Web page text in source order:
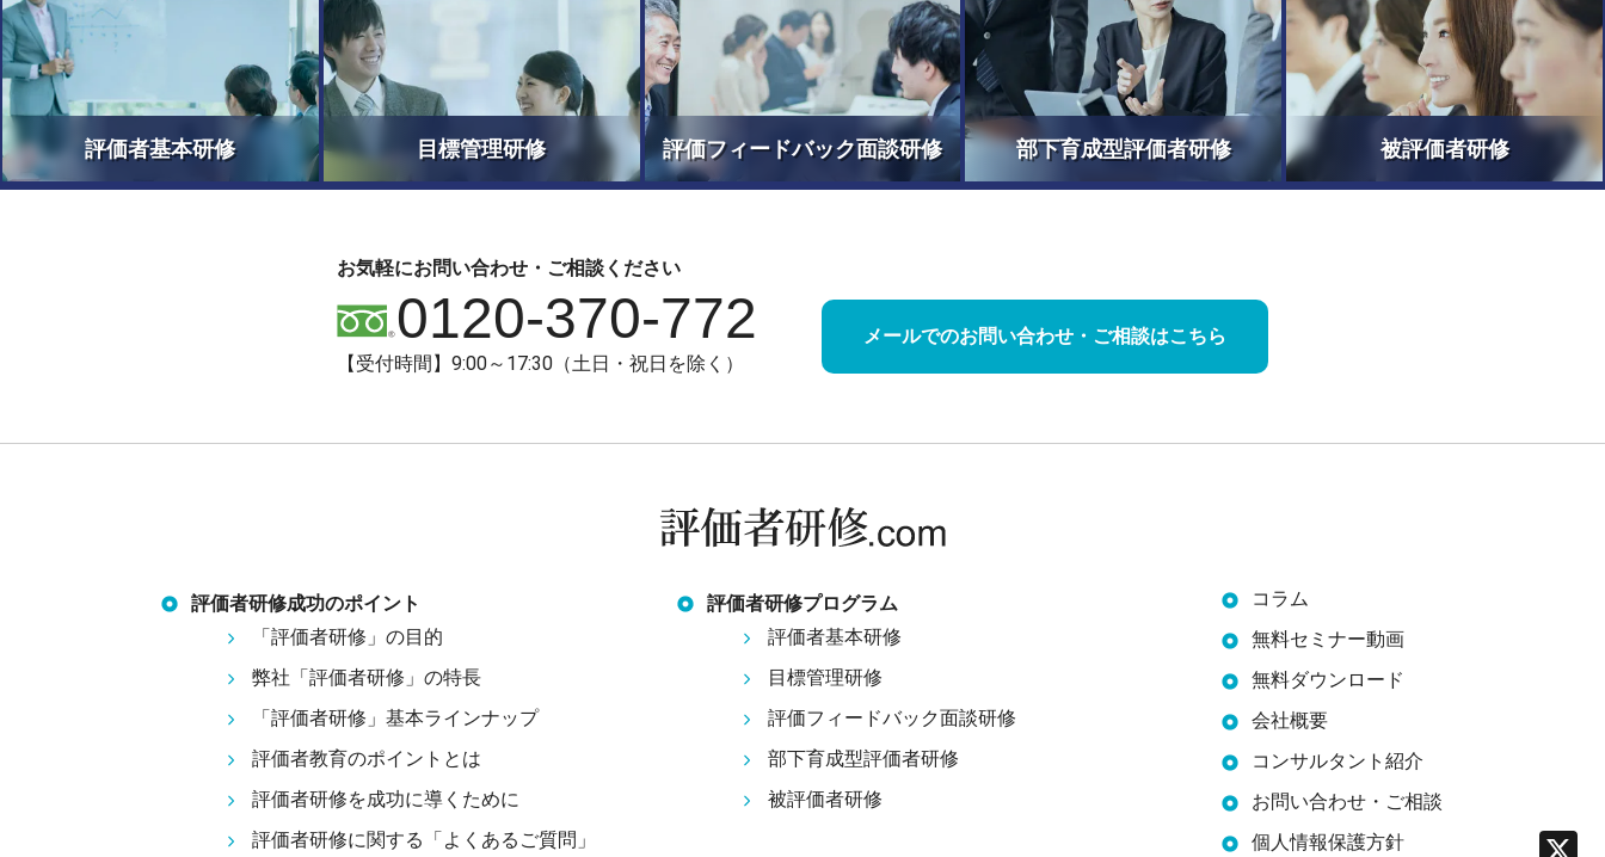
評価者基本研修 目標管理研修 評価フィードバック面談研修 部下育成型評価者研修 被評価者研修
お気軽にお問い合わせ・ご相談ください
0120-370-772
【受付時間】9:00～17:30（土日・祝日を除く）
メールでのお問い合わせ・ ご相談はこちら
評価者研修成功のポイント
「評価者研修」の目的
弊社「評価者研修」の特長
「評価者研修」基本ラインナップ
評価者教育のポイントとは
評価者研修を成功に導くために
評価者研修に関する「よくあるご質問」
評価者研修プログラム
評価者基本研修
目標管理研修
評価フィードバック面談研修
部下育成型評価者研修
被評価者研修
コラム
無料セミナー動画
無料ダウンロード
会社概要
コンサルタント紹介
お問い合わせ・ご相談
個人情報保護方針